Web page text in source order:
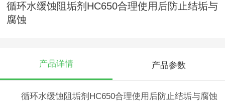
循环水缓蚀阻垢剂HC650合理使用后防止结垢与
腐蚀
产品详情 产品参数
循环水缓蚀阻垢剂HC650合理使用后防止结垢与腐蚀